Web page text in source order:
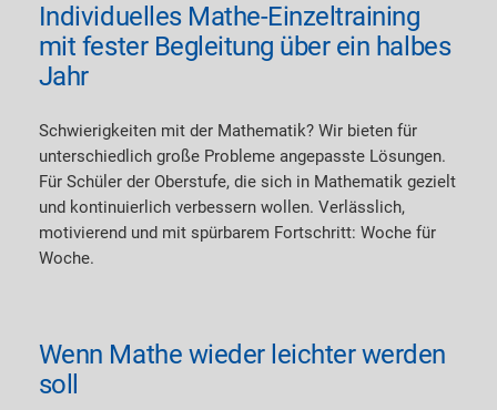
T
s
u
Individuelles Mathe-Einzeltraining
mit fester Begleitung über ein halbes
Jahr
Schwierigkeiten mit der Mathematik? Wir bieten für
unterschiedlich große Probleme angepasste Lösungen.
Für Schüler der Oberstufe, die sich in Mathematik gezielt
und kontinuierlich verbessern wollen. Verlässlich,
motivierend und mit spürbarem Fortschritt: Woche für
Woche.
Wenn Mathe wieder leichter werden
soll